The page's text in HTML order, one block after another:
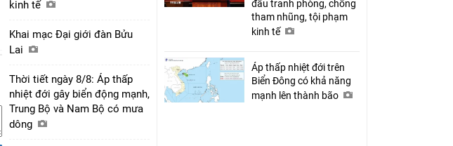
kinh tế
Khai mạc Đại giới đàn Bửu
Lai
Thời tiết ngày 8/8: Áp thấp
nhiệt đới gây biển động mạnh,
Trung Bộ và Nam Bộ có mưa
dông
đấu tranh phòng, chống
tham nhũng, tội phạm
kinh tế
Áp thấp nhiệt đới trên
Biển Đông có khả năng
mạnh lên thành bão